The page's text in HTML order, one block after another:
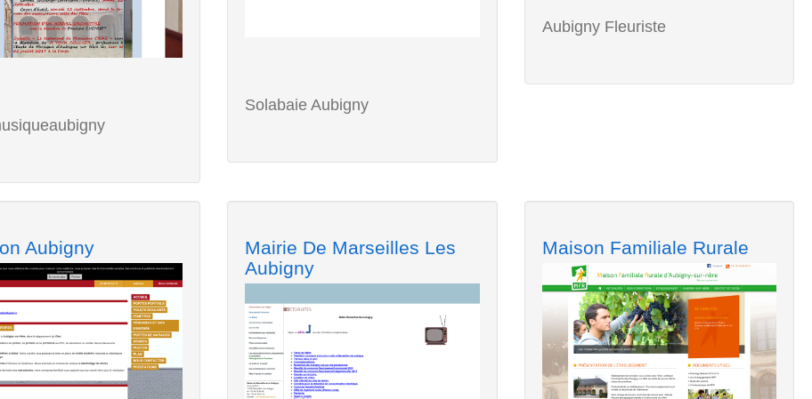
Solabaie Aubigny
Aubigny Fleuriste
Aubigny
Mairie De Marseilles Les
Aubigny
Maison Familiale Rurale